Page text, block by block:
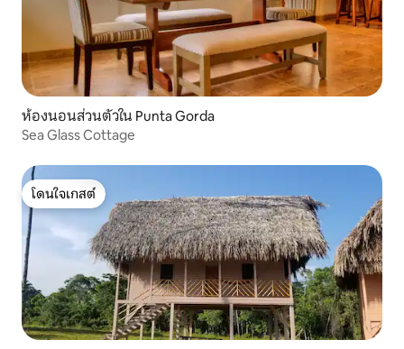
ห้องนอนส่วนตัวใน Punta Gorda
Sea Glass Cottage
โดนใจเกสต์
โดนใจเกสต์